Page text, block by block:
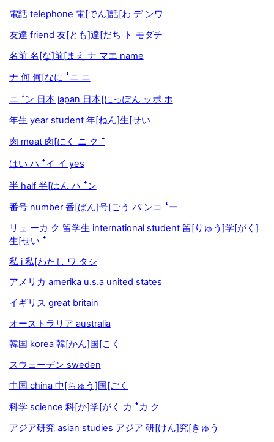
電話 telephone 電[でん]話[わ デ ンワ
友達 friend 友[とも]達[だち ト モダチ
名前 名[な]前[まえ ナ マエ name
ナ 何 何[なに ꜜニ ニ
ニ ꜜン 日本 japan 日本[にっぽん ッポ ホ
年生 year student 年[ねん]生[せい
肉 meat 肉[にく ニ ク ꜜ
はい ハ ꜜイ イ yes
半 half 半[はん ハ ꜜン
番号 number 番[ばん]号[ごう バ ンコ ꜜー
リュ ーカ ク 留学生 international student 留[りゅう]学[がく]
生[せい ꜜ
私 i 私[わたし ワ タシ
アメリカ amerika u.s.a united states
イギリス great britain
オーストラリア australia
韓国 korea 韓[かん]国[こく
スウェーデン sweden
中国 china 中[ちゅう]国[ごく
科学 science 科[か]学[がく カ ꜜカ ク
アジア研究 asian studies アジア 研[けん]究[きゅう